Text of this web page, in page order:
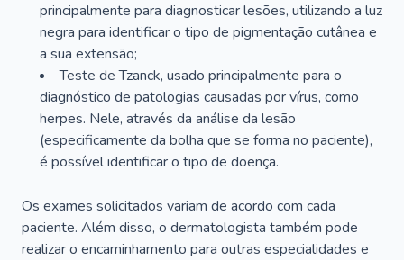
principalmente para diagnosticar lesões, utilizando a luz
negra para identificar o tipo de pigmentação cutânea e
a sua extensão;
Teste de Tzanck, usado principalmente para o
diagnóstico de patologias causadas por vírus, como
herpes. Nele, através da análise da lesão
(especificamente da bolha que se forma no paciente),
é possível identificar o tipo de doença.
Os exames solicitados variam de acordo com cada
paciente. Além disso, o dermatologista também pode
realizar o encaminhamento para outras especialidades e